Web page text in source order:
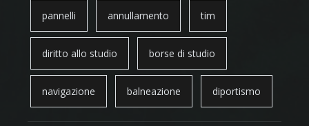
pannelli annullamento tim
diritto allo studio borse di studio
navigazione balneazione diportismo